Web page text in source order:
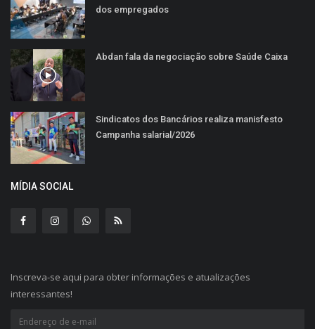
dos empregados
Abdan fala da negociação sobre Saúde Caixa
Sindicatos dos Bancários realiza manisfesto
Campanha salarial/2026
MÍDIA SOCIAL
Inscreva-se aqui para obter informações e atualizações
interessantes!